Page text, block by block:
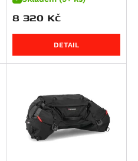
8 320 Kč
DETAIL